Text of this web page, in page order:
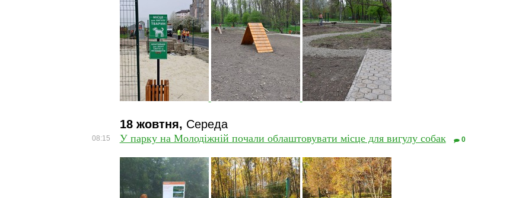
18 жовтня, Середа
08:15 У парку на Молодіжній почали облаштовувати місце для вигулу собак 0